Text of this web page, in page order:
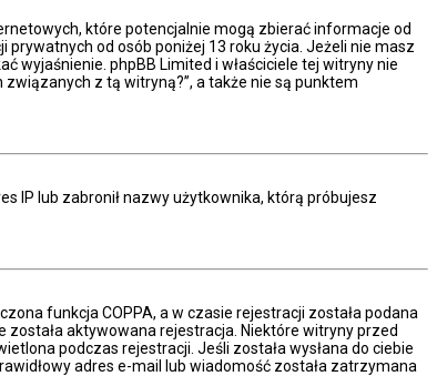
które potencjalnie mogą zbierać informacje od
od osób poniżej 13 roku życia. Jeżeli nie masz
wyjaśnienie. phpBB Limited i właściciele tej witryny nie
z tą witryną?”, a także nie są punktem
IP lub zabronił nazwy użytkownika, którą próbujesz
funkcja COPPA, a w czasie rejestracji została podana
została aktywowana rejestracja. Niektóre witryny przed
podczas rejestracji. Jeśli została wysłana do ciebie
adres e-mail lub wiadomość została zatrzymana